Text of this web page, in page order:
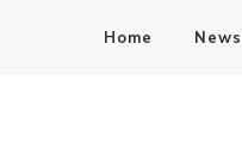
Home News